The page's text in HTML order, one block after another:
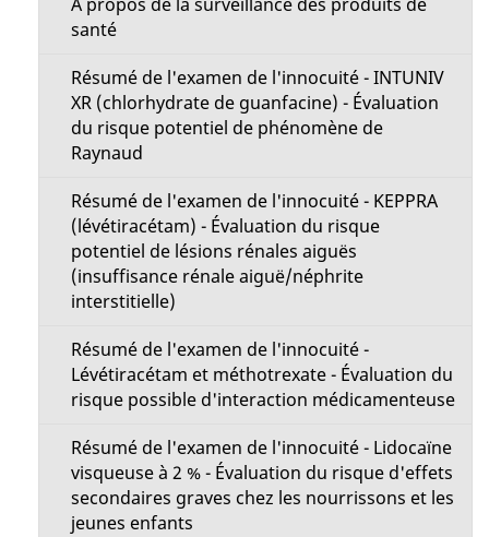
À propos de la surveillance des produits de
santé
Résumé de l'examen de l'innocuité - INTUNIV
XR (chlorhydrate de guanfacine) - Évaluation
du risque potentiel de phénomène de
Raynaud
Résumé de l'examen de l'innocuité - KEPPRA
(lévétiracétam) - Évaluation du risque
potentiel de lésions rénales aiguës
(insuffisance rénale aiguë/néphrite
interstitielle)
Résumé de l'examen de l'innocuité -
Lévétiracétam et méthotrexate - Évaluation du
risque possible d'interaction médicamenteuse
Résumé de l'examen de l'innocuité - Lidocaïne
visqueuse à 2 % - Évaluation du risque d'effets
secondaires graves chez les nourrissons et les
jeunes enfants